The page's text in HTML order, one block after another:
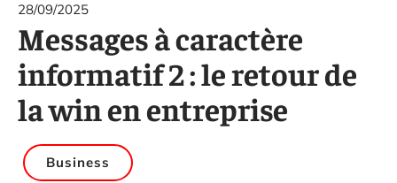
28/09/2025
Messages à caractère
informatif 2 : le retour de
la win en entreprise
Business